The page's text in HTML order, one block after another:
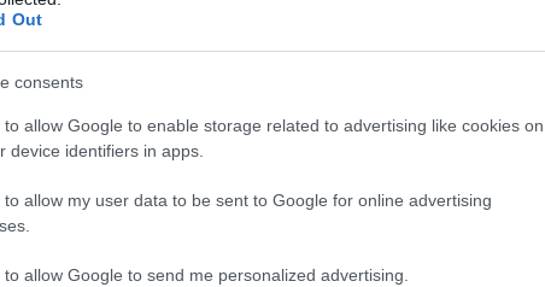
Out
consents
to allow Google to enable storage related to advertising like cookies on
device identifiers in apps.
to allow my user data to be sent to Google for online advertising
to allow Google to send me personalized advertising.